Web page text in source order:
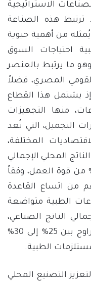
الاستراتيجية
ترتبط هذه الصناعة
من أهمية حيوية
احتياجات السوق
ما يرتبط بالعنصر
المصري، فضلاً
إذ يشتمل هذا القطاع
منها التجهيزات
التجميل، التي تُعد
المختلفة،
بنسبة 16.7% من الناتج المحلي الإجمالي
2023، ويعمل بها نحو 28% من قوة العمل، وفقاً
من اتساع القاعدة
الطبية متواضعة
أقل من 2% من إجمالي الناتج الصناعي،
ويغطي الإنتاج المحلي فقط ما يتراوح بين 25% إلى 30%
الطبية.
التصنيع المحلي